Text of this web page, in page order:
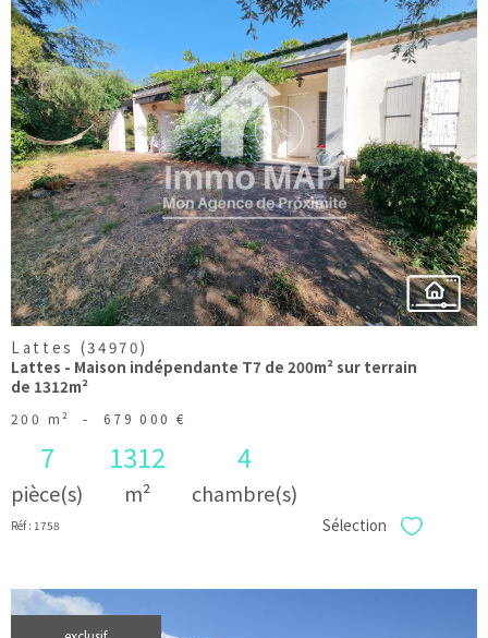
voir le
bien
Lattes (34970)
Lattes - Maison indépendante T7 de 200m² sur terrain
de 1312m²
200 m² - 679 000 €
7
pièce(s)
1312
m²
4
chambre(s)
Réf : 1758 Sélection Sélectionner